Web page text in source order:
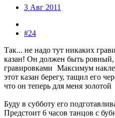
3 Авг 2011
#24
Так... не надо тут никаких
казан! Он должен быть ровный,
гравировками Максимум
этот казан берегу, тащил его
что он теперь для меня золотой
Буду в субботу его
Предстоит 6 часов танцов с